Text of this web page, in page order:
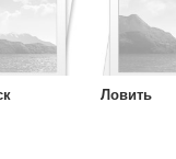
Ловить